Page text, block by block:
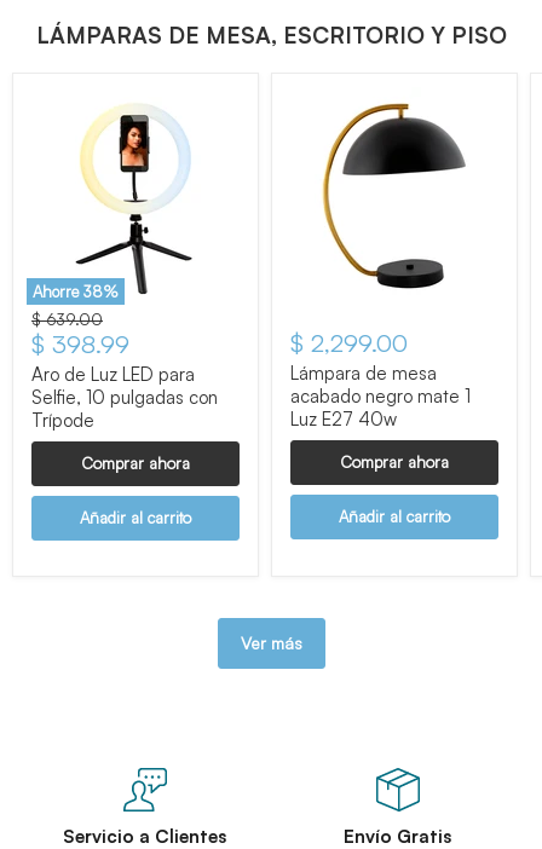
LÁMPARAS DE MESA, ESCRITORIO Y PISO
Ahorre38%
Precio original
$ 639.00
Precio actual
$ 398.99
Aro de Luz LED para
Selfie, 10 pulgadas con
Trípode
Comprar ahora
Añadir al carrito
$ 2,299.00
Lámpara de mesa
acabado negro mate 1
Luz E27 40w
Comprar ahora
Añadir al carrito
Ver más
Servicio a Clientes Envío Gratis